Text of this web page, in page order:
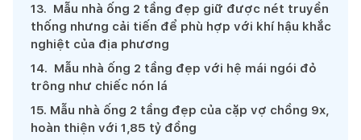
13. Mẫu nhà ống 2 tầng đẹp giữ được nét truyền
thống nhưng cải tiến để phù hợp với khí hậu khắc
nghiệt của địa phương
14. Mẫu nhà ống 2 tầng đẹp với hệ mái ngói đỏ
trông như chiếc nón lá
15. Mẫu nhà ống 2 tầng đẹp của cặp vợ chồng 9x,
hoàn thiện với 1,85 tỷ đồng